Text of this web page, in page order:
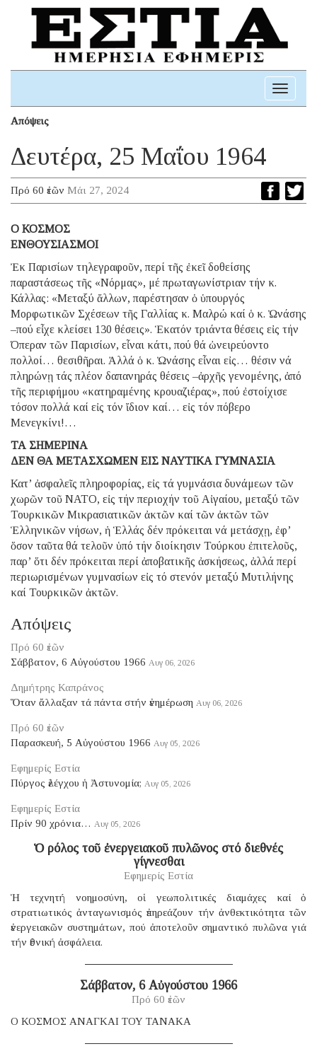
Toggle
Απόψεις
Δευτέρα, 25 Μαΐου 1964
Πρό 60 ἐτῶν Μάι 27, 2024
Ο ΚΟΣΜΟΣ
ΕΝΘΟΥΣΙΑΣΜΟΙ
Ἐκ Παρισίων τηλεγραφοῦν, περί τῆς ἐκεῖ δοθείσης
παραστάσεως τῆς «Νόρμας», μέ πρωταγωνίστριαν τήν κ.
Κάλλας: «Μεταξύ ἄλλων, παρέστησαν ὁ ὑπουργός
Μορφωτικῶν Σχέσεων τῆς Γαλλίας κ. Μαλρώ καί ὁ κ. Ὠνάσης
–πού εἶχε κλείσει 130 θέσεις». Ἑκατόν τριάντα θέσεις εἰς τήν
Όπεραν τῶν Παρισίων, εἶναι κάτι, πού θά ὠνειρεύοντο
πολλοί… θεσιθῆραι. Ἀλλά ὁ κ. Ὠνάσης εἶναι εἰς… θέσιν νά
πληρώνῃ τάς πλέον δαπανηράς θέσεις –ἀρχῆς γενομένης, ἀπό
τῆς περιφήμου «κατηραμένης κρουαζιέρας», πού ἐστοίχισε
τόσον πολλά καί εἰς τόν ἴδιον καί… εἰς τόν πόβερο
Μενεγκίνι!…
ΤΑ ΣΗΜΕΡΙΝΑ
ΔΕΝ ΘΑ ΜΕΤΑΣΧΩΜΕΝ ΕΙΣ ΝΑΥΤΙΚΑ ΓΥΜΝΑΣΙΑ
Κατ’ ἀσφαλεῖς πληροφορίας, εἰς τά γυμνάσια δυνάμεων τῶν
χωρῶν τοῦ ΝΑΤΟ, εἰς τήν περιοχήν τοῦ Αἰγαίου, μεταξύ τῶν
Τουρκικῶν Μικρασιατικῶν ἀκτῶν καί τῶν ἀκτῶν τῶν
Ἑλληνικῶν νήσων, ἡ Ἑλλάς δέν πρόκειται νά μετάσχῃ, ἐφ’
ὅσον ταῦτα θά τελοῦν ὑπό τήν διοίκησιν Τούρκου ἐπιτελοῦς,
παρ’ ὅτι δέν πρόκειται περί ἀποβατικῆς ἀσκήσεως, ἀλλά περί
περιωρισμένων γυμνασίων εἰς τό στενόν μεταξύ Μυτιλήνης
καί Τουρκικῶν ἀκτῶν.
Απόψεις
Πρό 60 ἐτῶν
Σάββατον, 6 Αὐγούστου 1966 Αυγ 06, 2026
Δημήτρης Καπράνος
Ὅταν ἄλλαξαν τά πάντα στήν ἐνημέρωση Αυγ 06, 2026
Πρό 60 ἐτῶν
Παρασκευή, 5 Αὐγούστου 1966 Αυγ 05, 2026
Εφημερίς Εστία
Πύργος ἐλέγχου ἡ Ἀστυνομία; Αυγ 05, 2026
Εφημερίς Εστία
Πρίν 90 χρόνια… Αυγ 05, 2026
Ὁ ρόλος τοῦ ἐνεργειακοῦ πυλῶνος στό διεθνές
γίγνεσθαι
Εφημερίς Εστία
Ἡ τεχνητή νοημοσύνη, οἱ γεωπολιτικές διαμάχες καί ὁ
στρατιωτικός ἀνταγωνισμός ἐπηρεάζουν τήν ἀνθεκτικότητα τῶν
ἐνεργειακῶν συστημάτων, πού ἀποτελοῦν σημαντικό πυλῶνα γιά
τήν ἐθνική ἀσφάλεια.
Σάββατον, 6 Αὐγούστου 1966
Πρό 60 ἐτῶν
Ο ΚΟΣΜΟΣ ΑΝΑΓΚΑΙ ΤΟΥ ΤΑΝΑΚΑ